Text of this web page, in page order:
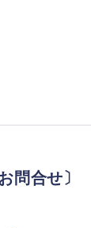
問合せ〕